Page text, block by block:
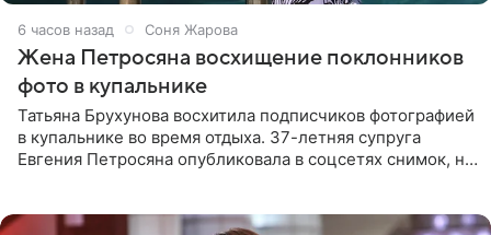
6 часов назад Соня Жарова
Жена Петросяна восхищение поклонников
фото в купальнике
Татьяна Брухунова восхитила подписчиков фотографией
в купальнике во время отдыха. 37-летняя супруга
Евгения Петросяна опубликовала в соцсетях снимок, на